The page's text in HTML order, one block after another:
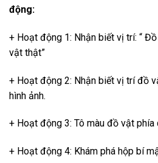
động:
+ Hoạt động 1: Nhận biết vị trí: “
vật thật”
+ Hoạt động 2: Nhận biết vị trí đồ
hình ảnh.
+ Hoạt động 3: Tô màu đồ vật phía
+ Hoạt động 4: Khám phá hộp bí